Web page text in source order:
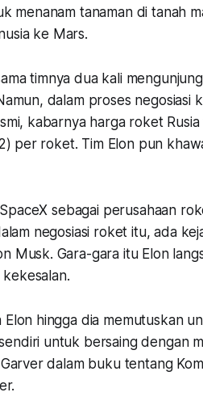
menanam tanaman di tanah
ke Mars.
timnya dua kali
dalam proses negosiasi
kabarnya harga roket Rusia
per roket. Tim Elon pun
sebagai perusahaan
negosiasi roket itu, ada
Musk. Gara-gara itu Elon
hingga dia memutuskan
untuk bersaing dengan
dalam buku tentang